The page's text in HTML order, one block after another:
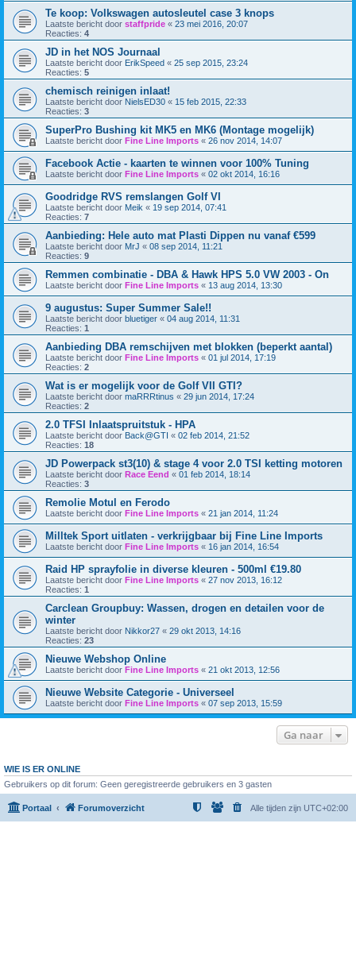
Te koop: Volkswagen autosleutel case 3 knops
Laatste bericht door staffpride « 23 mei 2016, 20:07
Reacties: 4
JD in het NOS Journaal
Laatste bericht door ErikSpeed « 25 sep 2015, 23:24
Reacties: 5
chemisch reinigen inlaat!
Laatste bericht door NielsED30 « 15 feb 2015, 22:33
Reacties: 3
SuperPro Bushing kit MK5 en MK6 (Montage mogelijk)
Laatste bericht door Fine Line Imports « 26 nov 2014, 14:07
Facebook Actie - kaarten te winnen voor 100% Tuning
Laatste bericht door Fine Line Imports « 02 okt 2014, 16:16
Goodridge RVS remslangen Golf VI
Laatste bericht door Meik « 19 sep 2014, 07:41
Reacties: 7
Aanbieding: Hele auto mat Plasti Dippen nu vanaf €599
Laatste bericht door MrJ « 08 sep 2014, 11:21
Reacties: 9
Remmen combinatie - DBA & Hawk HPS 5.0 VW 2003 - On
Laatste bericht door Fine Line Imports « 13 aug 2014, 13:30
9 augustus: Super Summer Sale!!
Laatste bericht door bluetiger « 04 aug 2014, 11:31
Reacties: 1
Aanbieding DBA remschijven met blokken (beperkt aantal)
Laatste bericht door Fine Line Imports « 01 jul 2014, 17:19
Reacties: 2
Wat is er mogelijk voor de Golf VII GTI?
Laatste bericht door maRRRtinus « 29 jun 2014, 17:24
Reacties: 2
2.0 TFSI Inlaatspruitstuk - HPA
Laatste bericht door Back@GTI « 02 feb 2014, 21:52
Reacties: 18
JD Powerpack st3(10) & stage 4 voor 2.0 TSI ketting motoren
Laatste bericht door Race Eend « 01 feb 2014, 18:14
Reacties: 3
Remolie Motul en Ferodo
Laatste bericht door Fine Line Imports « 21 jan 2014, 11:24
Milltek Sport uitlaten - verkrijgbaar bij Fine Line Imports
Laatste bericht door Fine Line Imports « 16 jan 2014, 16:54
Raid HP sprayfolie in diverse kleuren - 500ml €19.80
Laatste bericht door Fine Line Imports « 27 nov 2013, 16:12
Reacties: 1
Carclean Groupbuy: Wassen, drogen en detailen voor de
winter
Laatste bericht door Nikkor27 « 29 okt 2013, 14:16
Reacties: 23
Nieuwe Webshop Online
Laatste bericht door Fine Line Imports « 21 okt 2013, 12:56
Nieuwe Website Categorie - Universeel
Laatste bericht door Fine Line Imports « 07 sep 2013, 15:59
Ga naar
WIE IS ER ONLINE
Gebruikers op dit forum: Geen geregistreerde gebruikers en 3 gasten
Portaal Forumoverzicht Alle tijden zijn UTC+02:00